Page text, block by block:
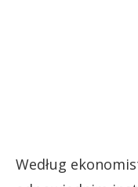
Według